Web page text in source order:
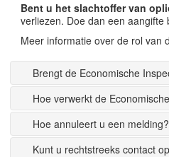
Bent u het slachtoffer van
verliezen. Doe dan een aangifte
Meer informatie over de rol van
Brengt de Economische
Hoe verwerkt de
Hoe annuleert u een melding?
Kunt u rechtstreeks contact